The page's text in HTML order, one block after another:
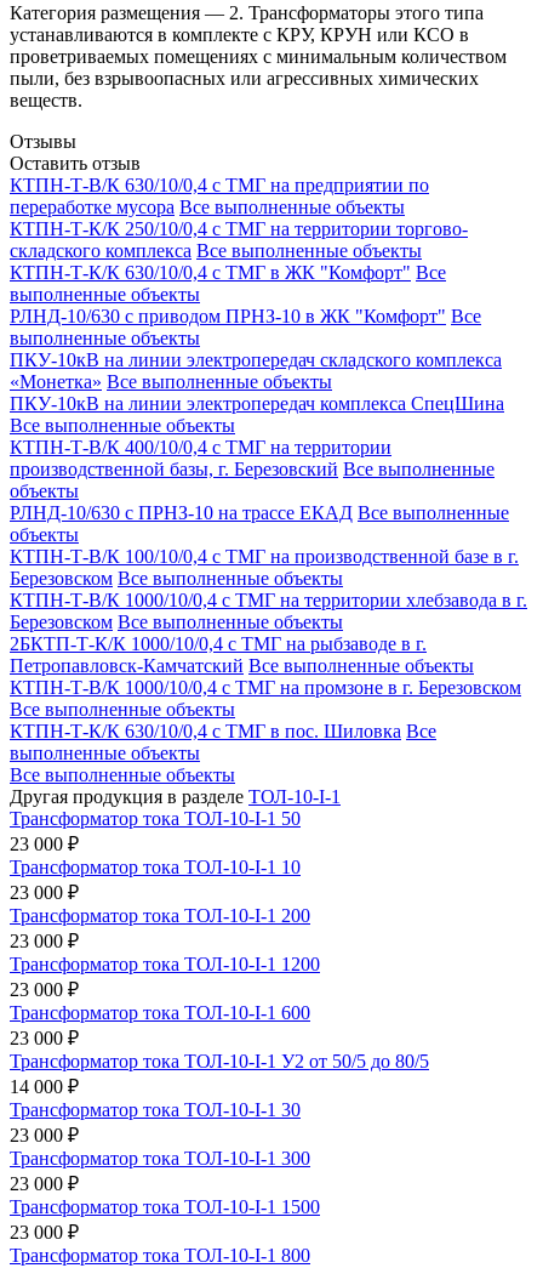
Категория размещения — 2. Трансформаторы этого типа
устанавливаются в комплекте с КРУ, КРУН или КСО в
проветриваемых помещениях с минимальным количеством
пыли, без взрывоопасных или агрессивных химических
веществ.
Отзывы
Оставить отзыв
КТПН-Т-В/К 630/10/0,4 с ТМГ на предприятии по
переработке мусора Все выполненные объекты
КТПН-Т-К/К 250/10/0,4 с ТМГ на территории торгово-
складского комплекса Все выполненные объекты
КТПН-Т-К/К 630/10/0,4 с ТМГ в ЖК "Комфорт" Все
выполненные объекты
РЛНД-10/630 с приводом ПРНЗ-10 в ЖК "Комфорт" Все
выполненные объекты
ПКУ-10кВ на линии электропередач складского комплекса
«Монетка» Все выполненные объекты
ПКУ-10кВ на линии электропередач комплекса СпецШина
Все выполненные объекты
КТПН-Т-В/К 400/10/0,4 с ТМГ на территории
производственной базы, г. Березовский Все выполненные
объекты
РЛНД-10/630 с ПРНЗ-10 на трассе ЕКАД Все выполненные
объекты
КТПН-Т-В/К 100/10/0,4 с ТМГ на производственной базе в г.
Березовском Все выполненные объекты
КТПН-Т-В/К 1000/10/0,4 с ТМГ на территории хлебзавода в г.
Березовском Все выполненные объекты
2БКТП-Т-К/К 1000/10/0,4 с ТМГ на рыбзаводе в г.
Петропавловск-Камчатский Все выполненные объекты
КТПН-Т-В/К 1000/10/0,4 с ТМГ на промзоне в г. Березовском
Все выполненные объекты
КТПН-Т-К/К 630/10/0,4 с ТМГ в пос. Шиловка Все
выполненные объекты
Все выполненные объекты
Другая продукция в разделе ТОЛ-10-I-1
Трансформатор тока ТОЛ-10-I-1 50
23 000 ₽
Трансформатор тока ТОЛ-10-I-1 10
23 000 ₽
Трансформатор тока ТОЛ-10-I-1 200
23 000 ₽
Трансформатор тока ТОЛ-10-I-1 1200
23 000 ₽
Трансформатор тока ТОЛ-10-I-1 600
23 000 ₽
Трансформатор тока ТОЛ-10-I-1 У2 от 50/5 до 80/5
14 000 ₽
Трансформатор тока ТОЛ-10-I-1 30
23 000 ₽
Трансформатор тока ТОЛ-10-I-1 300
23 000 ₽
Трансформатор тока ТОЛ-10-I-1 1500
23 000 ₽
Трансформатор тока ТОЛ-10-I-1 800